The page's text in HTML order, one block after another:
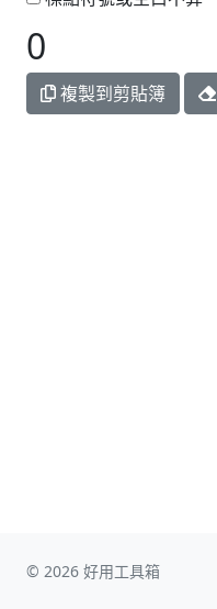
0
複製到剪貼簿
© 2026 好用工具箱